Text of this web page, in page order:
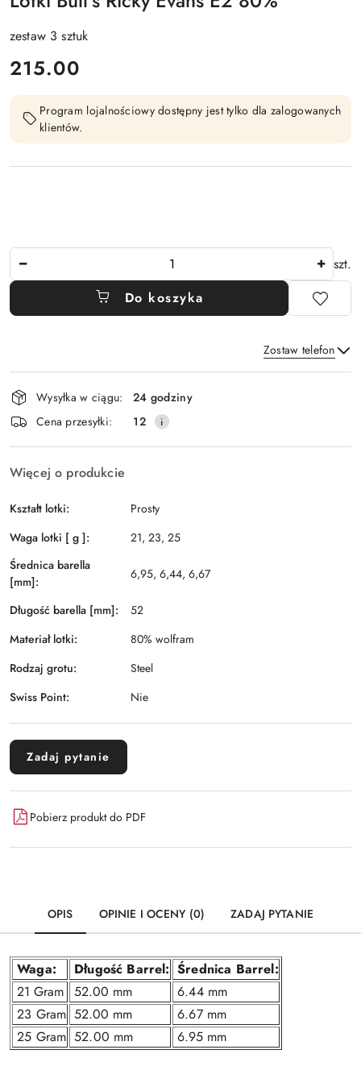
zestaw 3 sztuk
cena:
215.00
Program lojalnościowy dostępny jest tylko dla zalogowanych
klientów.
szt.
Do koszyka
Zostaw telefon
Wyślij
Dostępność
i
dostawa
Wysyłka w ciągu:
24 godziny
Cena przesyłki:
12
Więcej o produkcie
Kształt lotki:
Prosty
Waga lotki [ g ]:
21, 23, 25
Średnica barella
[mm]:
6,95, 6,44, 6,67
Długość barella [mm]:
52
Materiał lotki:
80% wolfram
Rodzaj grotu:
Steel
Swiss Point:
Nie
Zadaj pytanie
Pobierz produkt do PDF
OPIS OPINIE I OCENY (0) ZADAJ PYTANIE
Waga: Długość Barrel: Średnica Barrel:
21 Gram 52.00 mm
6.44 mm
23 Gram 52.00 mm
6.67 mm
25 Gram 52.00 mm 6.95 mm